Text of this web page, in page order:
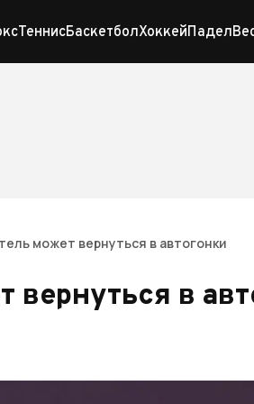
ТеннисБаскетболХоккейПадел
может вернуться в автогонки
вернуться в